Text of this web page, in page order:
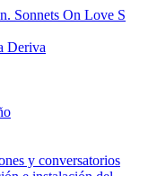
Sonnets On Love S
Deriva
y conversatorios